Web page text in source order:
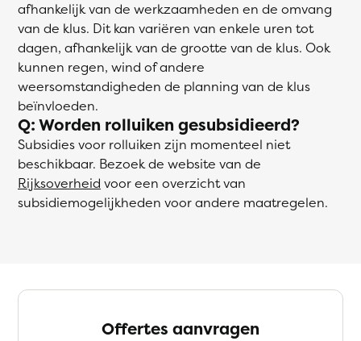
afhankelijk van de werkzaamheden en de omvang
van de klus. Dit kan variëren van enkele uren tot
dagen, afhankelijk van de grootte van de klus. Ook
kunnen regen, wind of andere
weersomstandigheden de planning van de klus
beïnvloeden.
Q: Worden rolluiken gesubsidieerd?
Subsidies voor rolluiken zijn momenteel niet
beschikbaar. Bezoek de website van de
Rijksoverheid voor een overzicht van
subsidiemogelijkheden voor andere maatregelen.
Offertes aanvragen